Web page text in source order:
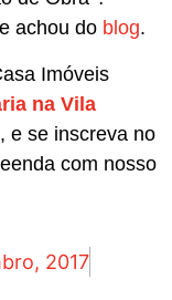
achou do blog.
Imóveis
na Vila
, e se inscreva no
com nosso
2017